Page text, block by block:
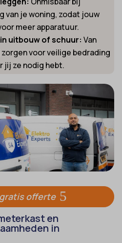
van je woning, zodat jouw
meer apparatuur.
uitbouw of schuur: Van
voor veilige bedrading
jij ze nodig hebt.
offerte
en
in